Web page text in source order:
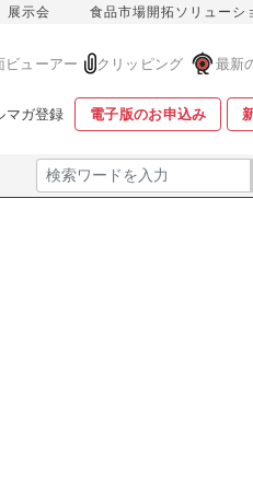
展示会 食品市場開拓ソリューシ
ビューアー クリッピング 最新
マガ登録 電子版のお申込み